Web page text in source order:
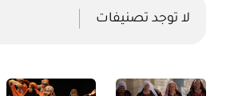
لا توجد تصنيفات